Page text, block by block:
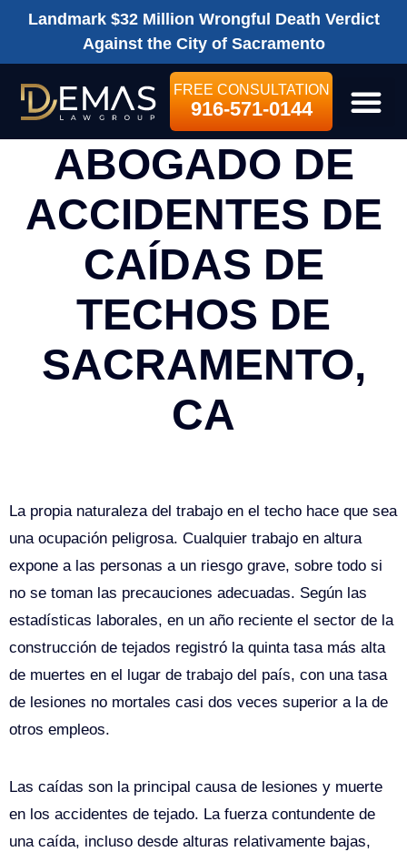
Landmark $32 Million Wrongful Death Verdict
Against the City of Sacramento
FREE CONSULTATION
916-571-0144
ABOGADO DE
ACCIDENTES DE
CAÍDAS DE
TECHOS DE
SACRAMENTO,
CA
La propia naturaleza del trabajo en el techo hace que sea
una ocupación peligrosa. Cualquier trabajo en altura
expone a las personas a un riesgo grave, sobre todo si
no se toman las precauciones adecuadas. Según las
estadísticas laborales, en un año reciente el sector de la
construcción de tejados registró la quinta tasa más alta
de muertes en el lugar de trabajo del país, con una tasa
de lesiones no mortales casi dos veces superior a la de
otros empleos.
Las caídas son la principal causa de lesiones y muerte
en los accidentes de tejado. La fuerza contundente de
una caída, incluso desde alturas relativamente bajas,